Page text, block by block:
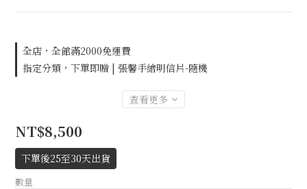
全店，全館滿2000免運費
指定分類，下單即贈 | 張馨手繪明信片-隨機
查看更多
NT$8,500
下單後25至30天出貨
數量